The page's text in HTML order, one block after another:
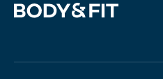
—Leo H.(5/5)
HERSTEL KRACHT